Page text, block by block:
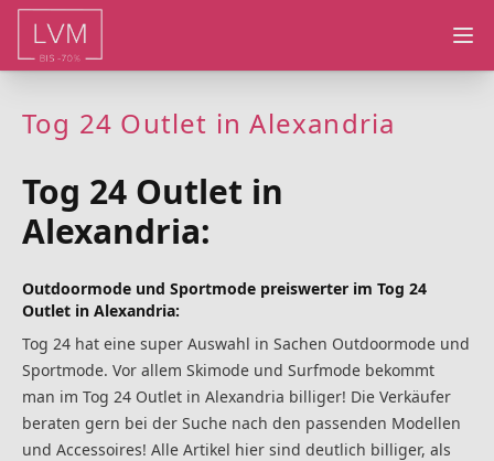
Tog 24 Outlet in Alexandria
Tog 24 Outlet in
Alexandria:
Outdoormode und Sportmode preiswerter im Tog 24
Outlet in Alexandria:
Tog 24 hat eine super Auswahl in Sachen Outdoormode und
Sportmode. Vor allem Skimode und Surfmode bekommt
man im Tog 24 Outlet in Alexandria billiger! Die Verkäufer
beraten gern bei der Suche nach den passenden Modellen
und Accessoires! Alle Artikel hier sind deutlich billiger, als